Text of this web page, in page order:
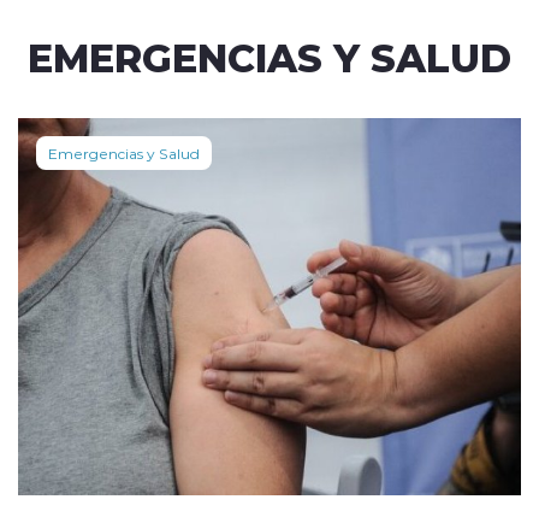
EMERGENCIAS Y SALUD
Emergencias y Salud